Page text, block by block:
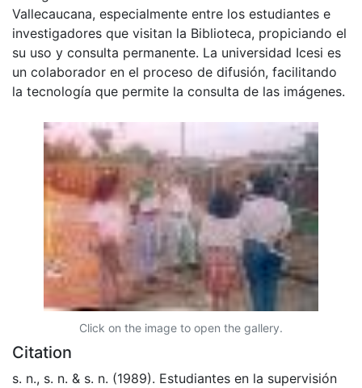
Vallecaucana, especialmente entre los estudiantes e
investigadores que visitan la Biblioteca, propiciando el
su uso y consulta permanente. La universidad Icesi es
un colaborador en el proceso de difusión, facilitando
la tecnología que permite la consulta de las imágenes.
Click on the image to open the gallery.
Citation
s. n., s. n. & s. n. (1989). Estudiantes en la supervisión